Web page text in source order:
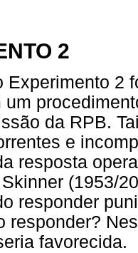
2
Experimento 2
um
da RPB.
e
resposta
(1953/
responder
responder?
favorecida.